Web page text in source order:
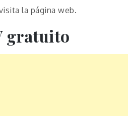
la página web.
gratuito